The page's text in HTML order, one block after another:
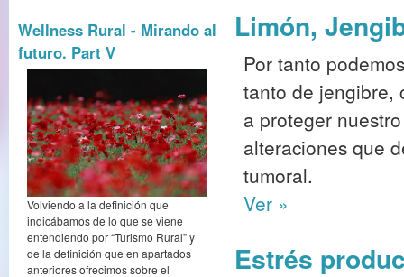
Wellness Rural - Mirando al
futuro. Part V
Volviendo a la definición que
indicábamos de lo que se viene
entendiendo por “Turismo Rural” y
de la definición que en apartados
anteriores ofrecimos sobre el
Limón,
Por tanto
tanto de jengibre,
a proteger
alteraciones que
tumoral.
Ver »
Estrés